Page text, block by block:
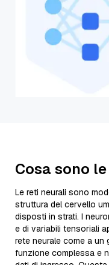
Cosa sono
Le reti neurali sono
struttura del cervello
disposti in strati. I
e di variabili tensoriali
rete neurale come a un
funzione complessa e